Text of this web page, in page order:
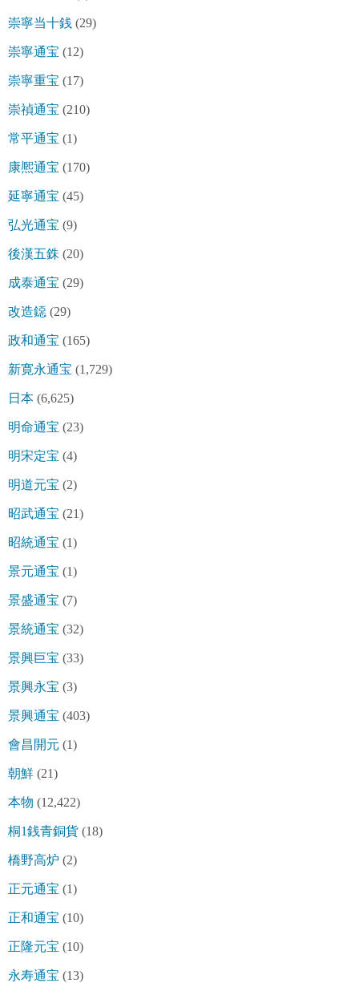
崇寧当十銭 (29)
崇寧通宝 (12)
崇寧重宝 (17)
崇禎通宝 (210)
常平通宝 (1)
康熈通宝 (170)
延寧通宝 (45)
弘光通宝 (9)
後漢五銖 (20)
成泰通宝 (29)
改造鐚 (29)
政和通宝 (165)
新寛永通宝 (1,729)
日本 (6,625)
明命通宝 (23)
明宋定宝 (4)
明道元宝 (2)
昭武通宝 (21)
昭統通宝 (1)
景元通宝 (1)
景盛通宝 (7)
景統通宝 (32)
景興巨宝 (33)
景興永宝 (3)
景興通宝 (403)
會昌開元 (1)
朝鮮 (21)
本物 (12,422)
桐1銭青銅貨 (18)
橋野高炉 (2)
正元通宝 (1)
正和通宝 (10)
正隆元宝 (10)
永寿通宝 (13)